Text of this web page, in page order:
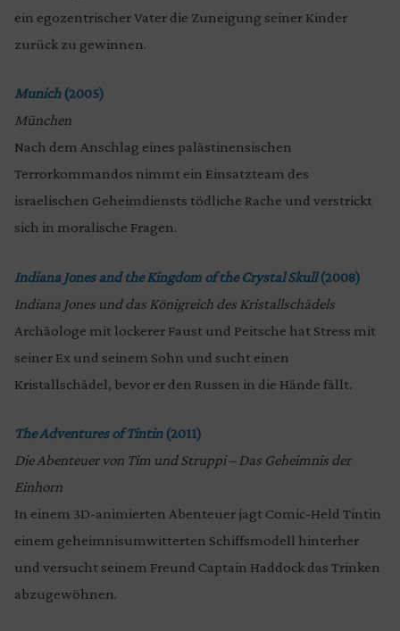
ein egozentrischer Vater die Zuneigung seiner Kinder
zurück zu gewinnen.
Munich(2005)
München
Nach dem Anschlag eines palästinensischen
Terrorkommandos nimmt ein Einsatzteam des
israelischen Geheimdiensts tödliche Rache und verstrickt
sich in moralische Fragen.
Indiana Jones and the Kingdom of the Crystal Skull(2008)
Indiana Jones und das Königreich des Kristallschädels
Archäologe mit lockerer Faust und Peitsche hat Stress mit
seiner Ex und seinem Sohn und sucht einen
Kristallschädel, bevor er den Russen in die Hände fällt.
The Adventures of Tintin(2011)
Die Abenteuer von Tim und Struppi – Das Geheimnis der
Einhorn
In einem 3D-animierten Abenteuer jagt Comic-Held Tintin
einem geheimnisumwitterten Schiffsmodell hinterher
und versucht seinem Freund Captain Haddock das Trinken
abzugewöhnen.